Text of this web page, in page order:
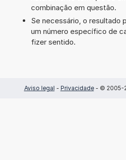
combinação em questão.
Se necessário, o resultado
um número específico de
fizer sentido.
Aviso legal - Privacidade- © 2005-